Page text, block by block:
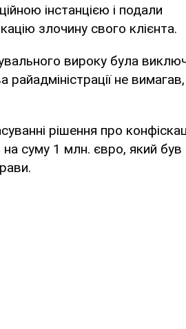
інстанцією і подали
злочину свого клієнта.
вироку була
не
рішення про
суму 1 млн. євро, який був